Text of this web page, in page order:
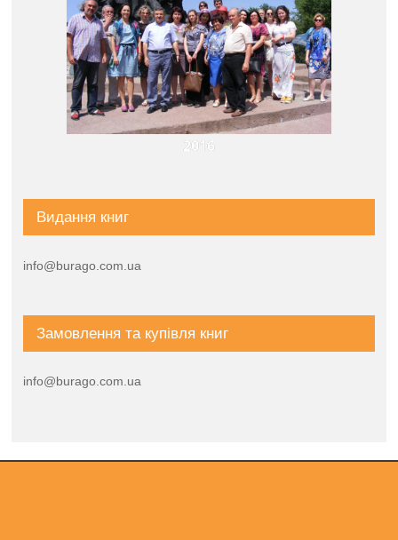
2016
Видання книг
info@burago.com.ua
Замовлення та купівля книг
info@burago.com.ua